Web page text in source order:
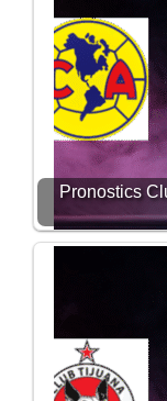
Pronostics